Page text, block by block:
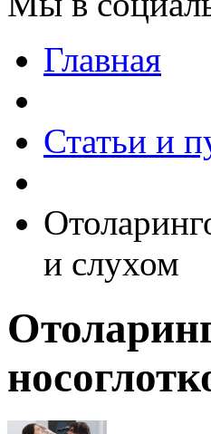
Главная
Статьи и
и слухом